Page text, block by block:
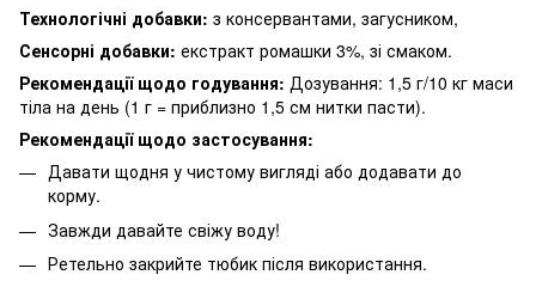
Технологічні добавки: з консервантами, загусником,
Сенсорні добавки: екстракт ромашки 3%, зі смаком.
Рекомендації щодо годування: Дозування: 1,5 г/10 кг маси
тіла на день (1 г = приблизно 1,5 см нитки пасти).
Рекомендації щодо застосування:
Давати щодня у чистому вигляді або додавати до
корму.
Завжди давайте свіжу воду!
Ретельно закрийте тюбик після використання.